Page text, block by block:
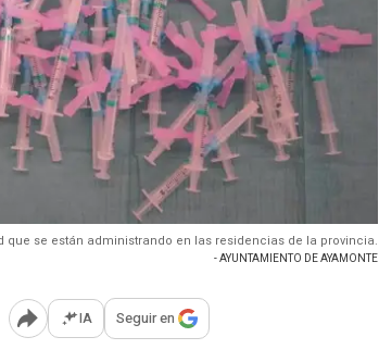
que se están administrando en las residencias de la provincia.
- AYUNTAMIENTO DE AYAMONTE
Abrir opciones para compartir
IA Seguir en